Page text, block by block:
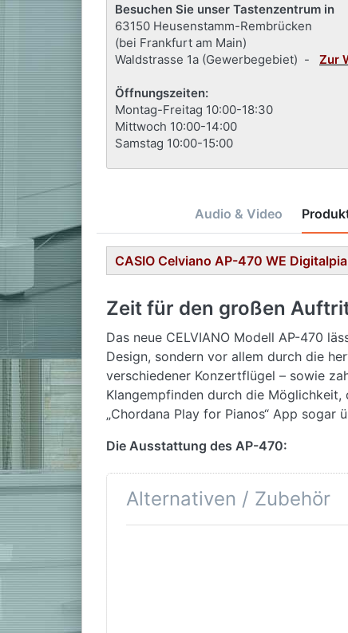
Besuchen Sie unser Tastenzentrum in
63150 Heusenstamm-Rembrücken
(bei Frankfurt am Main)
Waldstrasse 1a (Gewerbegebiet) - Zur
Öffnungszeiten:
Montag-Freitag 10:00-18:30
Mittwoch 10:00-14:00
Samstag 10:00-15:00
Audio & Video
CASIO Celviano AP-470 WE
Zeit für den großen
Das neue CELVIANO Modell AP-470
Design, sondern vor allem durch die
verschiedener Konzertflügel – sowie
Klangempfinden durch die Möglichkeit,
„Chordana Play for Pianos“ App sogar
Die Ausstattung des AP-470:
88 Tasten anschlagdynamische
Max. Polyphonie: 255 Noten
Alternativen / Zubehör